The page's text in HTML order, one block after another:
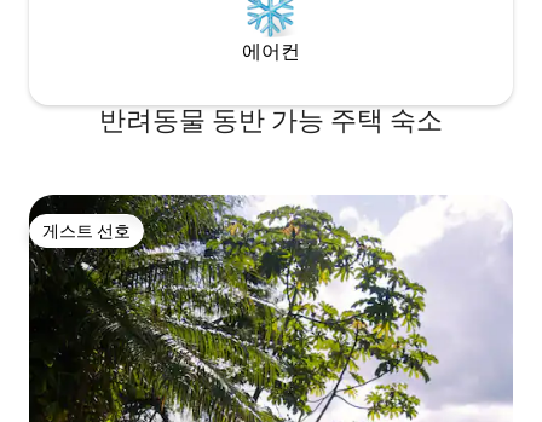
에어컨
반려동물 동반 가능 주택 숙소
게스트 선호
게스트 선호